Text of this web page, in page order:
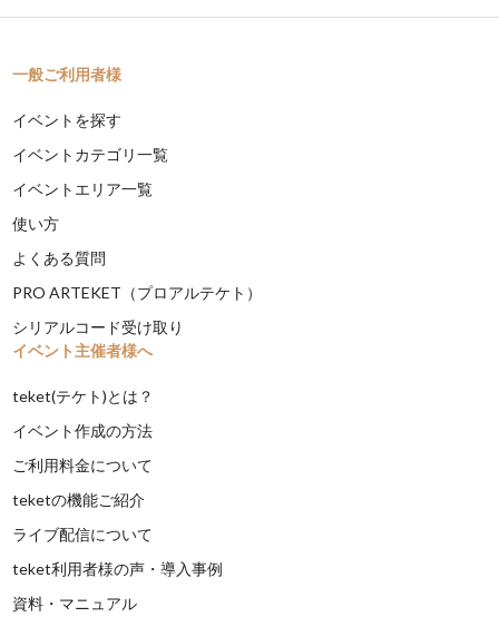
一般ご利用者様
イベントを探す
イベントカテゴリ一覧
イベントエリア一覧
使い方
よくある質問
PRO ARTEKET（プロアルテケト）
シリアルコード受け取り
イベント主催者様へ
teket(テケト)とは？
イベント作成の方法
ご利用料金について
teketの機能ご紹介
ライブ配信について
teket利用者様の声・導入事例
資料・マニュアル